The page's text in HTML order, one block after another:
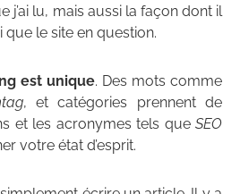
j’ai lu, mais aussi la façon dont il
que le site en question.
est unique. Des mots comme
, et catégories prennent de
et les acronymes tels que SEO
votre état d’esprit.